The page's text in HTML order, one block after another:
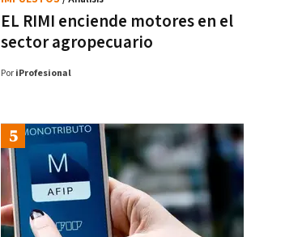
EL RIMI enciende motores en el
sector agropecuario
Por iProfesional